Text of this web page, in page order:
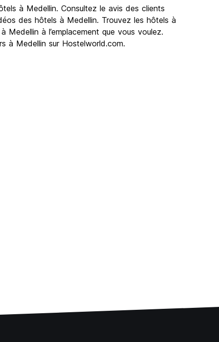
à Medellin. Consultez le avis des clients
des hôtels à Medellin. Trouvez les hôtels à
à l’emplacement que vous voulez.
à Medellin sur Hostelworld.com.